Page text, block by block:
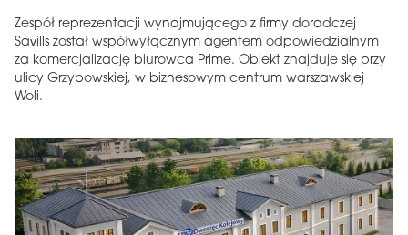
Zespół reprezentacji wynajmującego z firmy doradczej
Savills został współwyłącznym agentem odpowiedzialnym
za komercjalizację biurowca Prime. Obiekt znajduje się przy
ulicy Grzybowskiej, w biznesowym centrum warszawskiej
Woli.